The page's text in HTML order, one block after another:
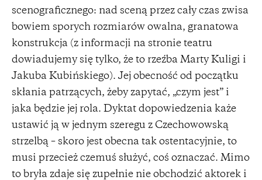
scenograficznego: nad sceną przez cały czas zwisa
bowiem sporych rozmiarów owalna, granatowa
konstrukcja (z informacji na stronie teatru
dowiadujemy się tylko, że to rzeźba Marty Kuligi i
Jakuba Kubińskiego). Jej obecność od początku
skłania patrzących, żeby zapytać, „czym jest” i
jaka będzie jej rola. Dyktat dopowiedzenia każe
ustawić ją w jednym szeregu z Czechowowską
strzelbą – skoro jest obecna tak ostentacyjnie, to
musi przecież czemuś służyć, coś oznaczać. Mimo
to bryła zdaje się zupełnie nie obchodzić aktorek i